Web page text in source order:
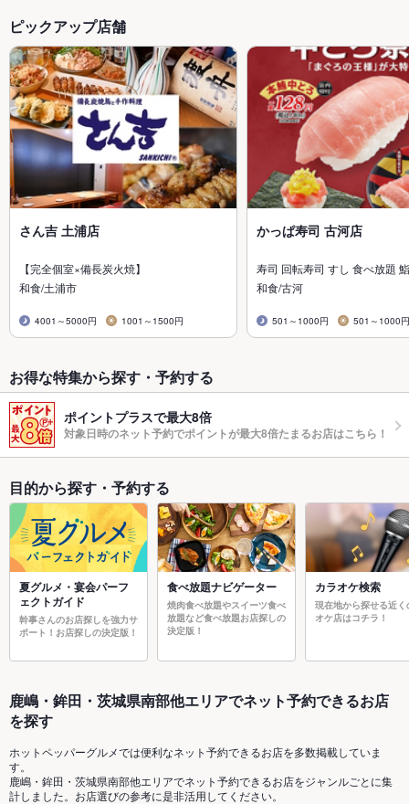
ピックアップ店舗
さん吉 土浦店
【完全個室×備長炭火焼】
和食/土浦市
4001～5000円 1001～1500円
かっぱ寿司 古河店
寿司 回転寿司 すし 食べ放題
和食/古河
501～1000円 501～1000円
お得な特集から探す・予約する
ポイントプラスで最大8倍
対象日時のネット予約でポイントが最大8倍たまるお店はこちら！
目的から探す・予約する
夏グルメ・宴会パーフ
ェクトガイド
幹事さんのお店探しを強力サ
ポート！お店探しの決定版！
食べ放題ナビゲーター
焼肉食べ放題やスイーツ食べ
放題など食べ放題お店探しの
決定版！
カラオケ検索
現在地から探せる近く
オケ店はコチラ！
鹿嶋・鉾田・茨城県南部他エリアでネット予約できるお店
を探す
ホットペッパーグルメでは便利なネット予約できるお店を多数掲載していま
す。
鹿嶋・鉾田・茨城県南部他エリアでネット予約できるお店をジャンルごとに集
計しました。お店選びの参考に是非活用してください。